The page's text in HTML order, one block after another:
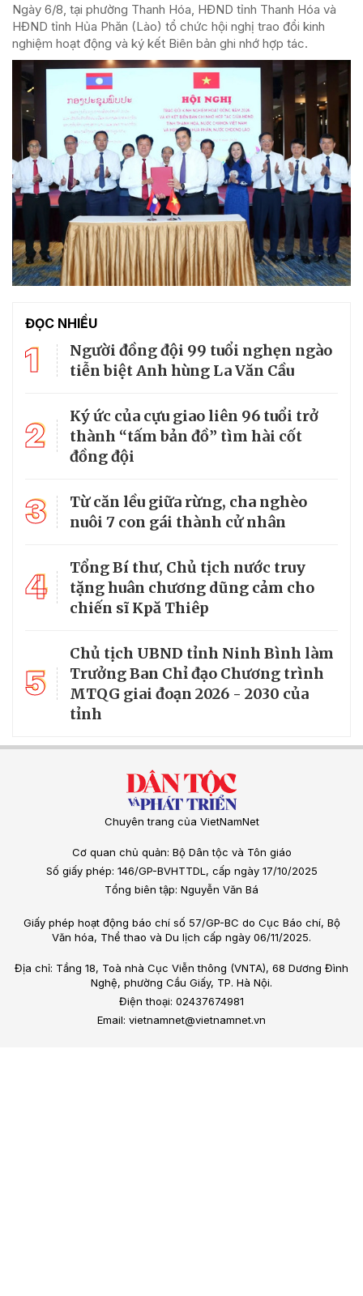
Ngày 6/8, tại phường Thanh Hóa, HĐND tỉnh Thanh Hóa và
HĐND tỉnh Hủa Phăn (Lào) tổ chức hội nghị trao đổi kinh
nghiệm hoạt động và ký kết Biên bản ghi nhớ hợp tác.
ĐỌC NHIỀU
1
Người đồng đội 99 tuổi nghẹn ngào
tiễn biệt Anh hùng La Văn Cầu
2
Ký ức của cựu giao liên 96 tuổi trở
thành “tấm bản đồ” tìm hài cốt
đồng đội
3
Từ căn lều giữa rừng, cha nghèo
nuôi 7 con gái thành cử nhân
4
Tổng Bí thư, Chủ tịch nước truy
tặng huân chương dũng cảm cho
chiến sĩ Kpă Thiêp
5
Chủ tịch UBND tỉnh Ninh Bình làm
Trưởng Ban Chỉ đạo Chương trình
MTQG giai đoạn 2026 - 2030 của
tỉnh
Chuyên trang của VietNamNet
Cơ quan chủ quản: Bộ Dân tộc và Tôn giáo
Số giấy phép: 146/GP-BVHTTDL, cấp ngày 17/10/2025
Tổng biên tập: Nguyễn Văn Bá
Giấy phép hoạt động báo chí số 57/GP-BC do Cục Báo chí, Bộ
Văn hóa, Thể thao và Du lịch cấp ngày 06/11/2025.
Địa chỉ: Tầng 18, Toà nhà Cục Viễn thông (VNTA), 68 Dương Đình
Nghệ, phường Cầu Giấy, TP. Hà Nội.
Điện thoại: 02437674981
Email: vietnamnet@vietnamnet.vn